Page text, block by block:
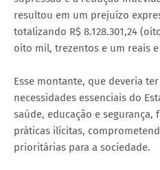
resultou em um prejuízo
totalizando R$ 8.128.301,24
oito mil, trezentos e um reais
Esse montante, que deveria
necessidades essenciais do
saúde, educação e
práticas ilícitas,
prioritárias para a sociedade.